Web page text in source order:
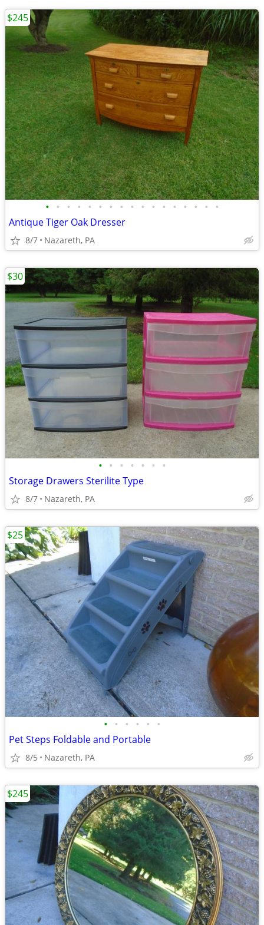
• • • • • • • • • • • • • • • • •
Antique Tiger Oak Dresser
8/7 Nazareth, PA
$245
• • • • • • •
Storage Drawers Sterilite Type
8/7 Nazareth, PA
$30
• • • • • •
Pet Steps Foldable and Portable
8/5 Nazareth, PA
$25
$245